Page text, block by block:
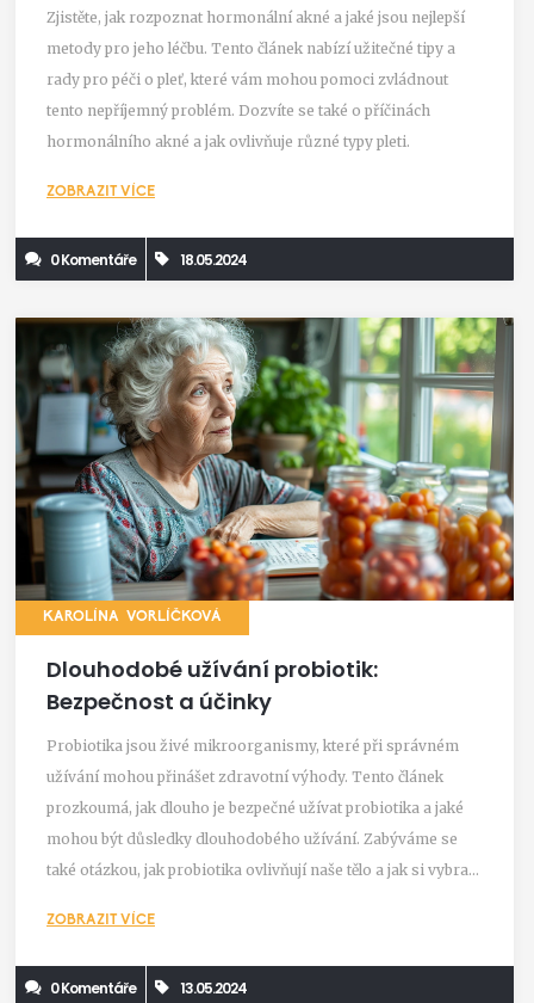
Zjistěte, jak rozpoznat hormonální akné a jaké jsou nejlepší
metody pro jeho léčbu. Tento článek nabízí užitečné tipy a
rady pro péči o pleť, které vám mohou pomoci zvládnout
tento nepříjemný problém. Dozvíte se také o příčinách
hormonálního akné a jak ovlivňuje různé typy pleti.
ZOBRAZIT VÍCE
0 Komentáře 18.05.2024
KAROLÍNA VORLÍČKOVÁ
Dlouhodobé užívání probiotik:
Bezpečnost a účinky
Probiotika jsou živé mikroorganismy, které při správném
užívání mohou přinášet zdravotní výhody. Tento článek
prozkoumá, jak dlouho je bezpečné užívat probiotika a jaké
mohou být důsledky dlouhodobého užívání. Zabýváme se
také otázkou, jak probiotika ovlivňují naše tělo a jak si vybrat
probiotika zařadit do svého jídelníčku.
ZOBRAZIT VÍCE
0 Komentáře 13.05.2024